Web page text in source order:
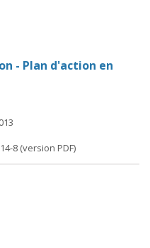
- Plan d'action en
8 (version PDF)